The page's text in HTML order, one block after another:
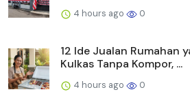
4 hours ago 0
12 Ide Jualan Rumahan
Kulkas Tanpa Kompor, ...
4 hours ago 0